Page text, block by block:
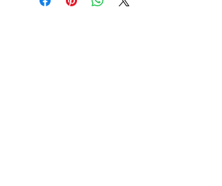
MANILLAS PARA PUERTAS DORMITORIO /